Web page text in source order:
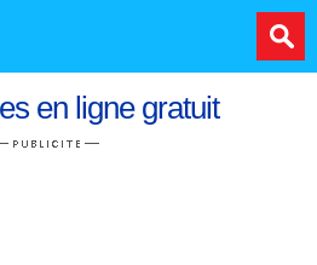
en ligne gratuit